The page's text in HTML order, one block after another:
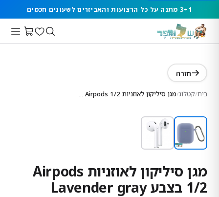
3+1 מתנה על כל הרצועות והאביזרים לשעונים חכמים
חזרה
בית/קטלוג/ מגן סיליקון לאוזניות Airpods 1/2 בצבע Lavender gray
מגן סיליקון לאוזניות Airpods
1/2 בצבע Lavender gray